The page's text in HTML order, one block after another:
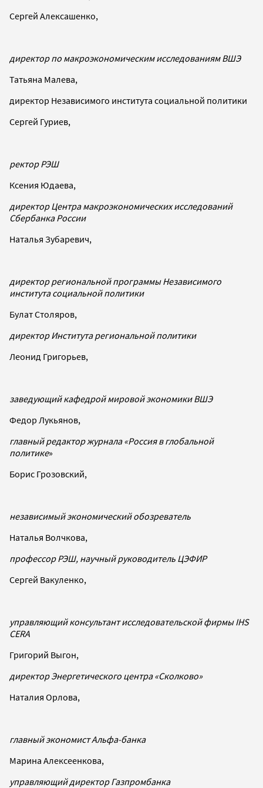
Сергей Алексашенко,
директор по макроэкономическим исследованиям ВШЭ
Татьяна Малева,
директор Независимого института социальной политики
Сергей Гуриев,
ректор РЭШ
Ксения Юдаева,
директор Центра макроэкономических исследований
Сбербанка России
Наталья Зубаревич,
директор региональной программы Независимого
института социальной политики
Булат Столяров,
директор Института региональной политики
Леонид Григорьев,
заведующий кафедрой мировой экономики ВШЭ
Федор Лукьянов,
главный редактор журнала «Россия в глобальной
политике»
Борис Грозовский,
независимый экономический обозреватель
Наталья Волчкова,
профессор РЭШ, научный руководитель ЦЭФИР
Сергей Вакуленко,
управляющий консультант исследовательской фирмы IHS
CERA
Григорий Выгон,
директор Энергетического центра «Сколково»
Наталия Орлова,
главный экономист Альфа-банка
Марина Алексеенкова,
управляющий директор Газпромбанка